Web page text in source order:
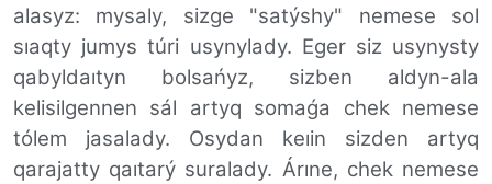
alasyz: mysaly, sizge "satýshy" nemese sol
sıaqty jumys túri usynylady. Eger siz usynysty
qabyldaıtyn bolsańyz, sizben aldyn-ala
kelisilgennen sál artyq somaǵa chek nemese
tólem jasalady. Osydan keıin sizden artyq
qarajatty qaıtarý suralady. Árıne, chek nemese